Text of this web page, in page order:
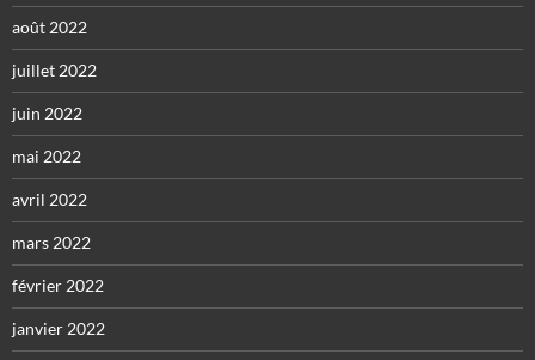
août 2022
juillet 2022
juin 2022
mai 2022
avril 2022
mars 2022
février 2022
janvier 2022